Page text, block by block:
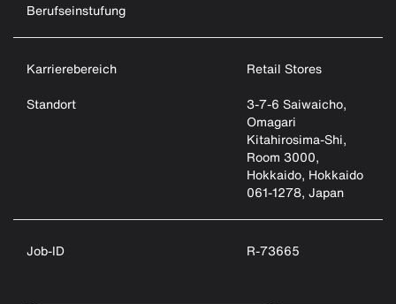
Berufseinstufung
Karrierebereich
Retail Stores
Standort
3-7-6 Saiwaicho,
Omagari
Kitahirosima-Shi,
Room 3000,
Hokkaido, Hokkaido
061-1278, Japan
Job-ID R-73665